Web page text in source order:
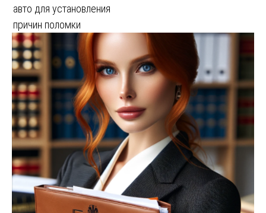
авто для установления
причин поломки